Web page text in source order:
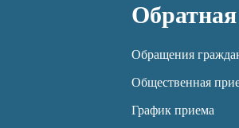
Обратная
Обращения
Общественная
График приема